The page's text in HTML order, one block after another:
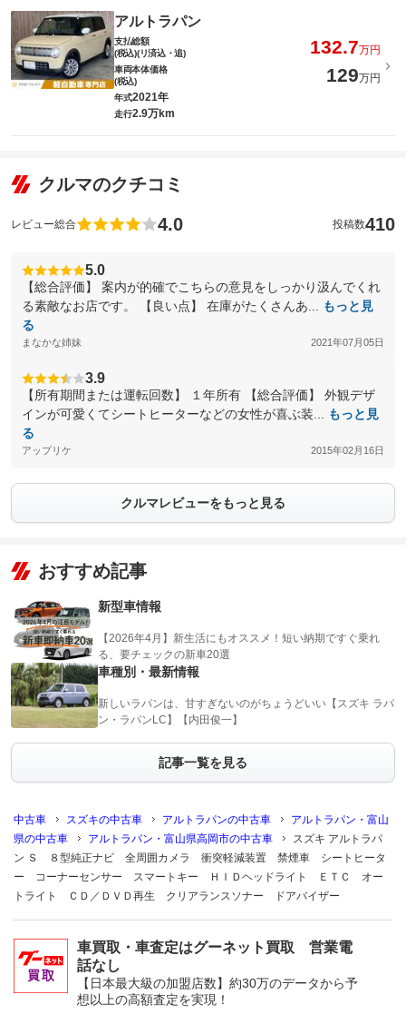
アルトラパン
支払総額
(税込)(リ済込・追)
132.7万円
車両本体価格
(税込)
129万円
年式2021年
走行2.9万km
クルマのクチコミ
レビュー総合 4.0 投稿数410
5.0
【総合評価】 案内が的確でこちらの意見をしっかり汲んでくれ
る素敵なお店です。 【良い点】 在庫がたくさんあ...
もっと見
る
まなかな姉妹 2021年07月05日
3.9
【所有期間または運転回数】 １年所有 【総合評価】 外観デザ
インが可愛くてシートヒーターなどの女性が喜ぶ装...
もっと見
る
アップリケ 2015年02月16日
クルマレビューをもっと見る
おすすめ記事
新型車情報
【2026年4月】新生活にもオススメ！短い納期ですぐ乗れ
る、要チェックの新車20選
車種別・最新情報
新しいラパンは、甘すぎないのがちょうどいい【スズキ ラパ
ン・ラパンLC】【内田俊一】
記事一覧を見る
中古車 スズキの中古車 アルトラパンの中古車
アルトラパン・富山
県の中古車
アルトラパン・富山県高岡市の中古車
スズキ アルトラパ
ン Ｓ ８型純正ナビ 全周囲カメラ 衝突軽減装置 禁煙車 シートヒータ
ー コーナーセンサー スマートキー ＨＩＤヘッドライト ＥＴＣ オー
トライト ＣＤ／ＤＶＤ再生 クリアランスソナー ドアバイザー
車買取・車査定はグーネット買取 営業電
話なし
【日本最大級の加盟店数】約30万のデータから予
想以上の高額査定を実現！